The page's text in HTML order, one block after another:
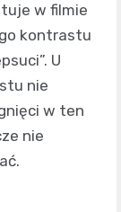
w filmie
kontrastu
U
nie
w ten
nie